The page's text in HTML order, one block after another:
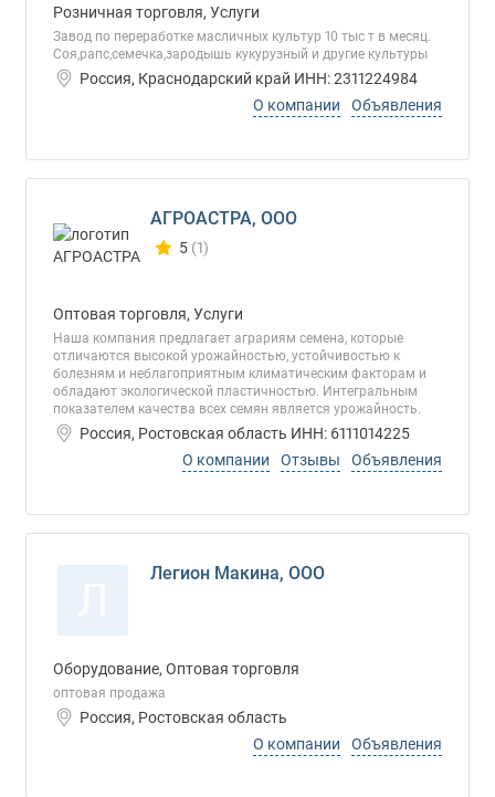
Розничная торговля, Услуги
Завод по переработке масличных культур 10 тыс т в месяц.
Соя,рапс,семечка,зародышь кукурузный и другие культуры
Россия, Краснодарский край ИНН: 2311224984
О компании
Объявления
АГРОАСТРА, ООО
Количество отзывов у компании всего и
5 (1)
Оптовая торговля, Услуги
Наша компания предлагает аграриям семена, которые
отличаются высокой урожайностью, устойчивостью к
болезням и неблагоприятным климатическим факторам и
обладают экологической пластичностью. Интегральным
показателем качества всех семян является урожайность.
Россия, Ростовская область ИНН: 6111014225
О компании
Отзывы Объявления
Легион Макина, ООО
Оборудование, Оптовая торговля
оптовая продажа
Россия, Ростовская область
О компании
Объявления